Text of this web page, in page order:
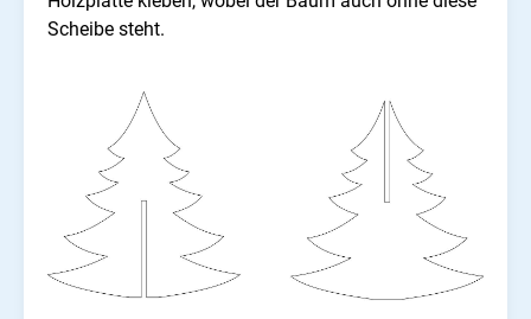
Scheibe steht.